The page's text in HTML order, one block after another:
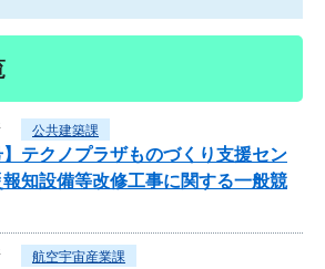
公共建築課
】テクノプラザものづくり支援セン
知設備等改修工事に関する一般競
航空宇宙産業課